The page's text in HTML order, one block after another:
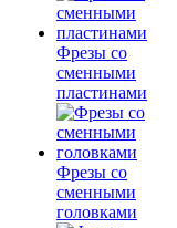
Фрезы со
сменными
пластинами
Фрезы со
сменными
головками